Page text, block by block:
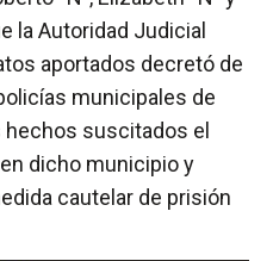
la Autoridad Judicial
aportados decretó de
municipales de
hechos suscitados el
dicho municipio y
cautelar de prisión